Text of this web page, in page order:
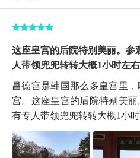
这座皇宫的后院特别美丽。参
人带领兜兜转转大概1小时左右
昌德宫是韩国那么多皇宫里
宫。这座皇宫的后院特别美丽
有专人带领兜兜转转大概1小时